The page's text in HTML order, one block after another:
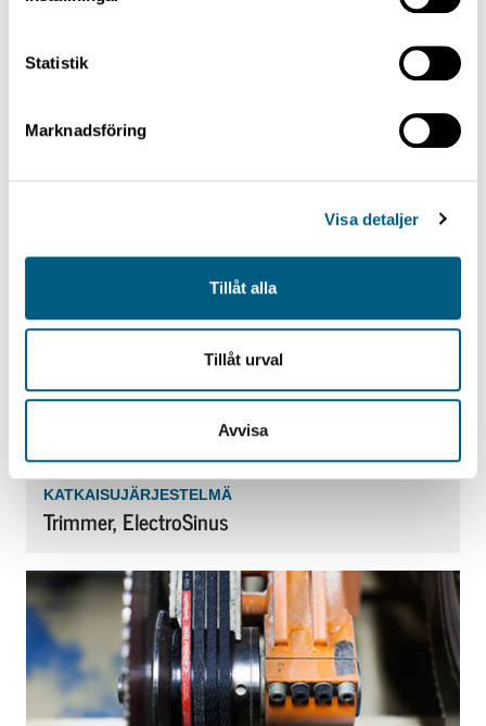
Statistik
Marknadsföring
Visa detaljer
Tillåt alla
Tillåt urval
Avvisa
Flexicut
KATKAISUJÄRJESTELMÄ
Trimmer, ElectroSinus